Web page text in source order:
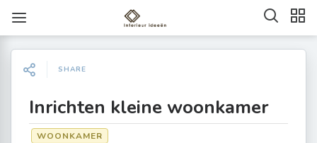
SHARE
Inrichten kleine woonkamer
WOONKAMER